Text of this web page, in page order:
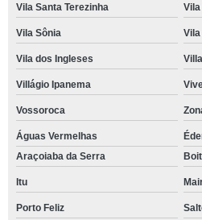
Vila Santa Terezinha Vila
Vila Sônia
Vila dos Ingleses
Villágio Ipanema
Vossoroca
Águas Vermelhas
Araçoiaba da Serra
Itu
Porto Feliz